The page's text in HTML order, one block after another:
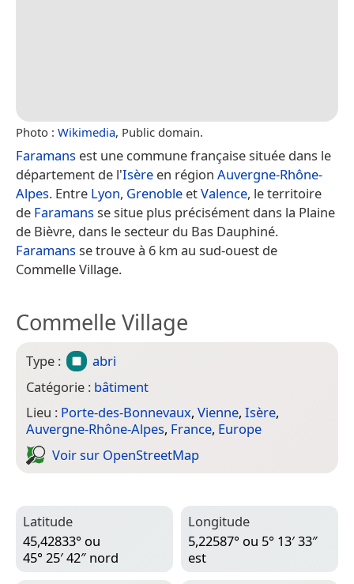
Photo : Wikimedia, Public domain.
Faramans est une commune française située dans le
département de l'Isère en région Auvergne-Rhône-
Alpes. Entre Lyon, Grenoble etValence, le territoire
de Faramansse situe plus précisément dans la Plaine
de Bièvre, dans le secteur du Bas Dauphiné.
Faramansse trouve à 6 km au sud-ouest de
Commelle Village.
Commelle Village
Type :
abri
Catégorie : bâtiment
Lieu : Porte-des-Bonnevaux, Vienne, Isère,
Auvergne-Rhône-Alpes, France, Europe
Voir sur Open­Street­Map
Latitude
45,42833° ou
45° 25′ 42″ nord
Longitude
5,22587° ou 5° 13′ 33″
est